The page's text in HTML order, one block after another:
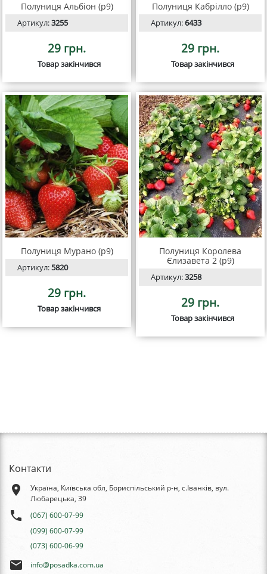
Полуниця Альбіон (р9)
Артикул:3255
29 грн.
Товар закінчився
Полуниця Кабрілло (р9)
Артикул:6433
29 грн.
Товар закінчився
Полуниця Мурано (р9)
Артикул:5820
29 грн.
Товар закінчився
Полуниця Королева
Єлизавета 2 (р9)
Артикул:3258
29 грн.
Товар закінчився
Контакти
place
Україна, Київська обл, Бориспільський р-н, с.Іванків, вул.
Любарецька, 39
phone
(067) 600-07-99
(099) 600-07-99
(073) 600-06-99
email info@posadka.com.ua